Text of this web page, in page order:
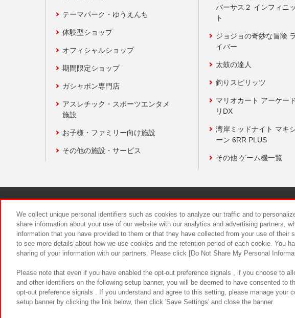
テーマパーク・ゆうえんち
体験型ショップ
オフィシャルショップ
期間限定ショップ
ガシャポン専門店
アスレチック・スポーツエンタメ
施設
お子様・ファミリー向け施設
その他の施設・サービス
バーサス２ インフィニ
ト
ジョジョの奇妙な冒険
イバー
太鼓の達人
釣りスピリッツ
マリオカート アーケー
リDX
湾岸ミッドナイト マキ
ーン 6RR PLUS
その他 ゲーム機一覧
食品のご提供について カス
We collect unique personal identifiers such as cookies to analyze our traffic and to
share information about your use of our website with our analytics and advertising partners,
information that you have provided to them or that they have collected from your use of their
to see more details about how we use cookies and the retention period of each cookie. You
sharing of your information with our partners. Please click [Do Not Share My Personal
Please note that even if you have enabled the opt-out preference signals , if you choose to
and other identifiers on the following setup banner, you will be deemed to have consented to
opt-out preference signals . If you understand and agree to this setting, please manage your
setup banner by clicking the link below, then click 'Save Settings' and close the banner.